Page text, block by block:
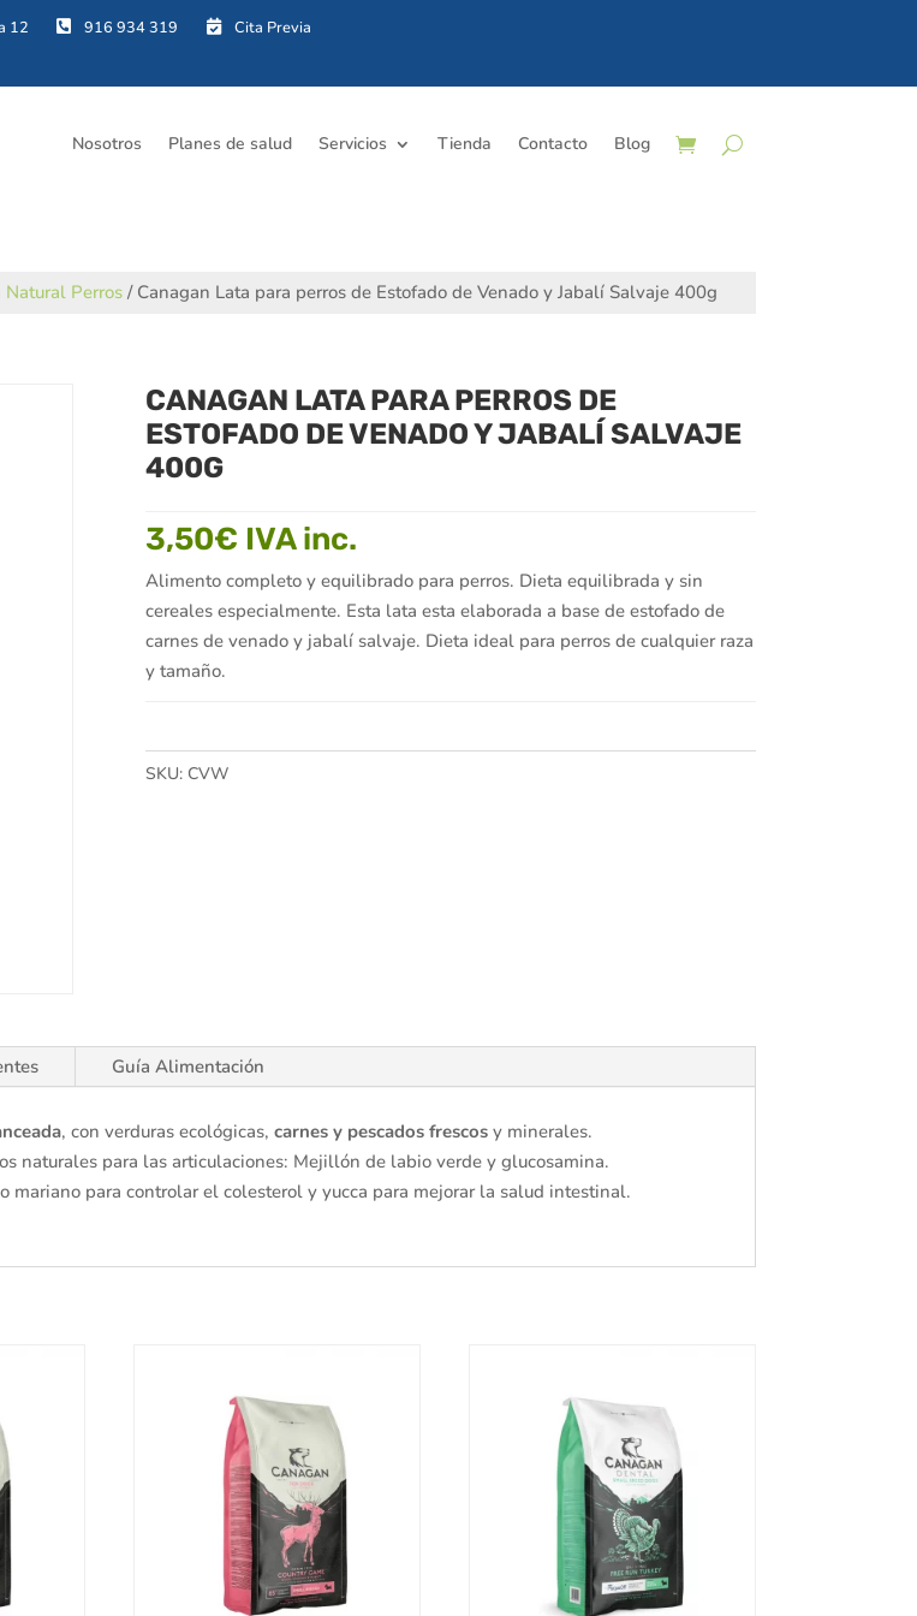


Nosotros Planes de salud Servicios Tienda Contacto Blog
Natural Perros / Canagan Lata para perros de Estofado de Venado y Jabalí Salvaje 400g
CANAGAN LATA PARA PERROS DE
ESTOFADO DE VENADO Y JABALÍ SALVAJE
400G
3,50€ IVA inc.
Alimento completo y equilibrado para perros. Dieta equilibrada y sin
cereales especialmente. Esta lata esta elaborada a base de estofado de
carnes de venado y jabalí salvaje. Dieta ideal para perros de cualquier raza
y tamaño.
SKU: CVW
Guía Alimentación
, con verduras ecológicas,carnes y pescados frescos y minerales.
naturales para las articulaciones: Mejillón de labio verde y glucosamina.
mariano para controlar el colesterol y yucca para mejorar la salud intestinal.